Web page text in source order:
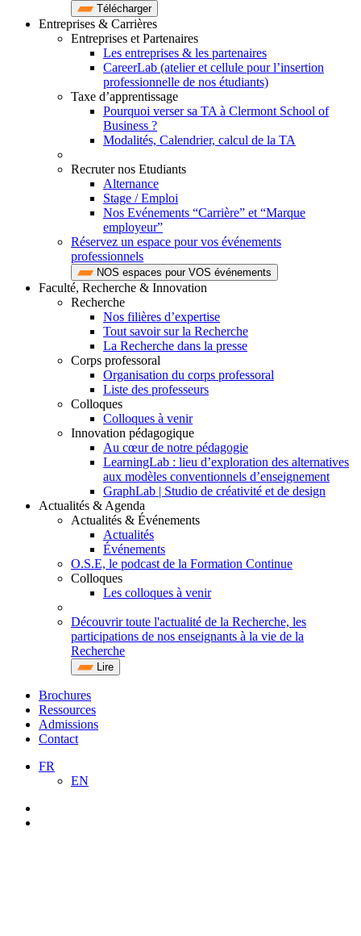
Télécharger
Entreprises & Carrières
Entreprises et Partenaires
Les entreprises & les partenaires
CareerLab (atelier et cellule pour l’insertion
professionnelle de nos étudiants)
Taxe d’apprentissage
Pourquoi verser sa TA à Clermont School of
Business ?
Modalités, Calendrier, calcul de la TA
Recruter nos Etudiants
Alternance
Stage / Emploi
Nos Evénements “Carrière” et “Marque
employeur”
Réservez un espace pour vos événements
professionnels
NOS espaces pour VOS événements
Faculté, Recherche & Innovation
Recherche
Nos filières d’expertise
Tout savoir sur la Recherche
La Recherche dans la presse
Corps professoral
Organisation du corps professoral
Liste des professeurs
Colloques
Colloques à venir
Innovation pédagogique
Au cœur de notre pédagogie
LearningLab : lieu d’exploration des alternatives
aux modèles conventionnels d’enseignement
GraphLab | Studio de créativité et de design
Actualités & Agenda
Actualités & Événements
Actualités
Événements
O.S.E, le podcast de la Formation Continue
Colloques
Les colloques à venir
Découvrir toute l'actualité de la Recherche, les
participations de nos enseignants à la vie de la
Recherche
Lire
Brochures
Ressources
Admissions
Contact
FR
EN